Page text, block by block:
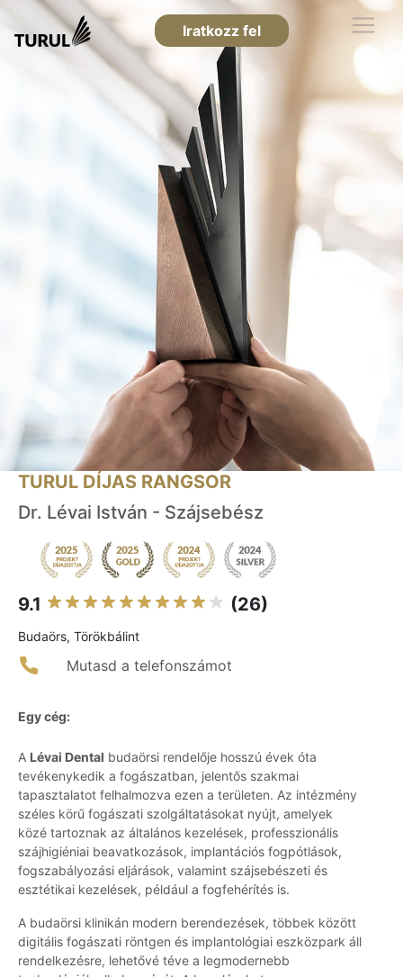
Iratkozz fel
TURUL DÍJAS RANGSOR
Dr. Lévai István - Szájsebész
9.1 (26)
Budaörs, Törökbálint
Mutasd a telefonszámot
Egy cég:
A Lévai Dental budaörsi rendelője hosszú évek óta
tevékenykedik a fogászatban, jelentős szakmai
tapasztalatot felhalmozva ezen a területen. Az intézmény
széles körű fogászati szolgáltatásokat nyújt, amelyek
közé tartoznak az általános kezelések, professzionális
szájhigiéniai beavatkozások, implantációs fogpótlások,
fogszabályozási eljárások, valamint szájsebészeti és
esztétikai kezelések, például a fogfehérítés is.
A budaörsi klinikán modern berendezések, többek között
digitális fogászati röntgen és implantológiai eszközpark áll
rendelkezésre, lehetővé téve a legmodernebb